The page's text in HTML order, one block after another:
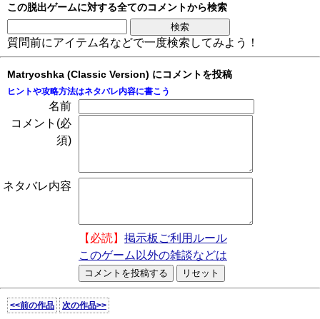
この脱出ゲームに対する全てのコメントから検索
質問前にアイテム名などで一度検索してみよう！
Matryoshka (Classic Version) にコメントを投稿
ヒントや攻略方法はネタバレ内容に書こう
名前
コメント(必
須)
ネタバレ内容
【必読】 掲示板ご利用ルール
このゲーム以外の雑談などは
<<前の作品 次の作品>>